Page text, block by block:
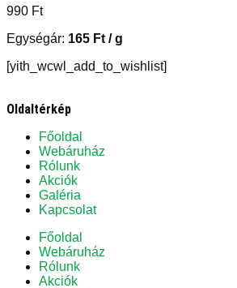
990 Ft
Egységár: 165 Ft / g
[yith_wcwl_add_to_wishlist]
Oldaltérkép
Főoldal
Webáruház
Rólunk
Akciók
Galéria
Kapcsolat
Főoldal
Webáruház
Rólunk
Akciók